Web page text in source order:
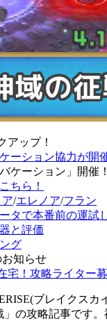
アップ！
ーション協力が開
ケーション」開催！
ちら！
/エレノア/フラン
タで本番前の運試
と評価
グ
お知らせ
宅！攻略ライター募
ブレイクスカ
の攻略記事です。